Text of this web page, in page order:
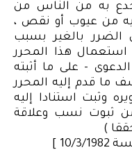
به من الناس من
من عيوب أو نقص ،
بالغير بسبب
استعمال هذا المحرر
- على ما أثبته
ما قدم إليه المحرر
وثبت استنادا إليه
من ثبوت نسب وعلاقة
)